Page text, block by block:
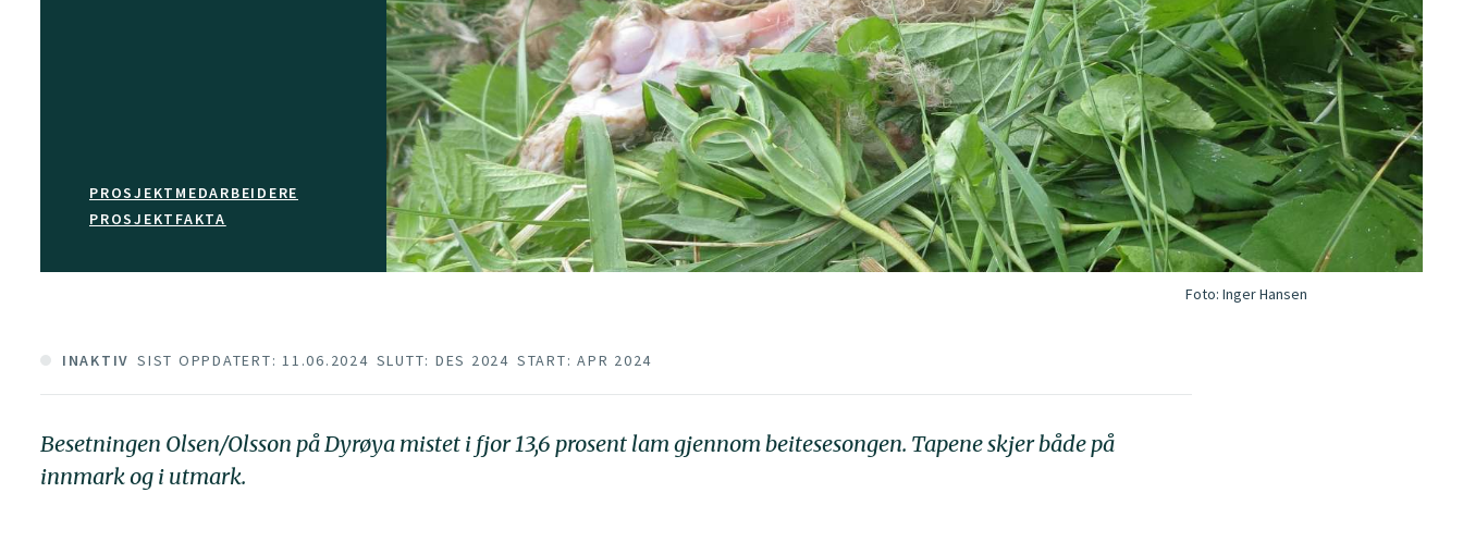
PROSJEKTMEDARBEIDERE
PROSJEKTFAKTA
Foto:Inger Hansen
INAKTIV SIST OPPDATERT: 11.06.2024 SLUTT: DES 2024 START: APR 2024
Besetningen Olsen/Olsson på Dyrøya mistet i fjor 13,6 prosent lam gjennom beitesesongen. Tapene skjer både på
innmark og i utmark.